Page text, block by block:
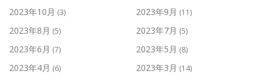
2023年10月 (3) 2023年9月 (11)
2023年8月 (5) 2023年7月 (5)
2023年6月 (7) 2023年5月 (8)
2023年4月 (6) 2023年3月 (14)